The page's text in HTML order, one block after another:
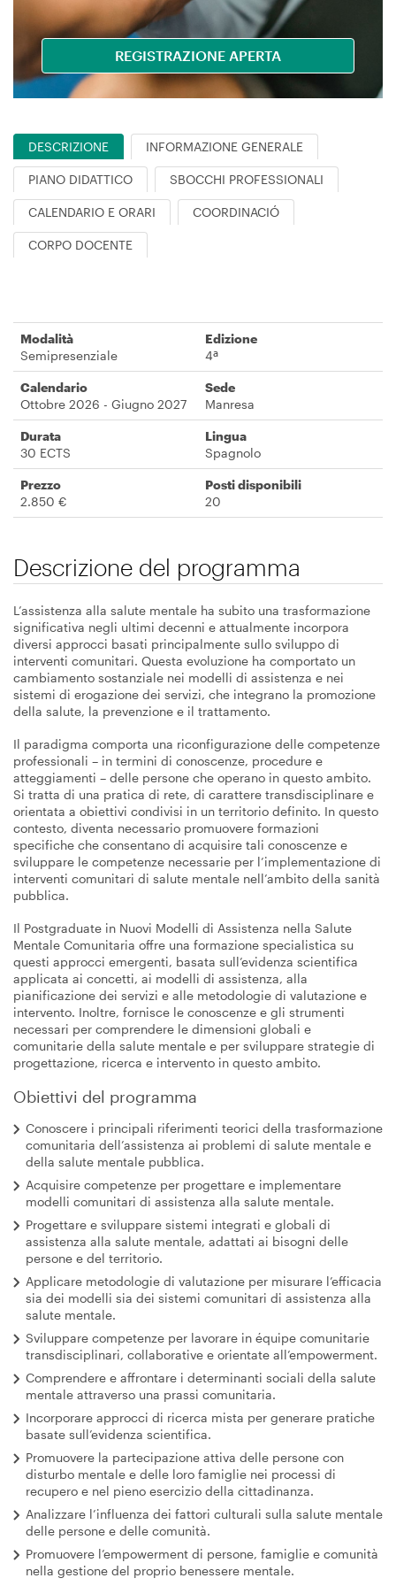
REGISTRAZIONE APERTA
DESCRIZIONE INFORMAZIONE GENERALE
PIANO DIDATTICO SBOCCHI PROFESSIONALI
CALENDARIO E ORARI COORDINACIÓ
CORPO DOCENTE
Modalità
Semipresenziale
Edizione
4ª
Calendario
Ottobre 2026 - Giugno 2027
Sede
Manresa
Durata
30 ECTS
Lingua
Spagnolo
Prezzo
2.850 €
Posti disponibili
20
Descrizione del programma
L’assistenza alla salute mentale ha subito una trasformazione
significativa negli ultimi decenni e attualmente incorpora
diversi approcci basati principalmente sullo sviluppo di
interventi comunitari. Questa evoluzione ha comportato un
cambiamento sostanziale nei modelli di assistenza e nei
sistemi di erogazione dei servizi, che integrano la promozione
della salute, la prevenzione e il trattamento.
Il paradigma comporta una riconfigurazione delle competenze
professionali – in termini di conoscenze, procedure e
atteggiamenti – delle persone che operano in questo ambito.
Si tratta di una pratica di rete, di carattere transdisciplinare e
orientata a obiettivi condivisi in un territorio definito. In questo
contesto, diventa necessario promuovere formazioni
specifiche che consentano di acquisire tali conoscenze e
sviluppare le competenze necessarie per l’implementazione di
interventi comunitari di salute mentale nell’ambito della sanità
pubblica.
Il Postgraduate in Nuovi Modelli di Assistenza nella Salute
Mentale Comunitaria offre una formazione specialistica su
questi approcci emergenti, basata sull’evidenza scientifica
applicata ai concetti, ai modelli di assistenza, alla
pianificazione dei servizi e alle metodologie di valutazione e
intervento. Inoltre, fornisce le conoscenze e gli strumenti
necessari per comprendere le dimensioni globali e
comunitarie della salute mentale e per sviluppare strategie di
progettazione, ricerca e intervento in questo ambito.
Obiettivi del programma
Conoscere i principali riferimenti teorici della trasformazione
comunitaria dell’assistenza ai problemi di salute mentale e
della salute mentale pubblica.
Acquisire competenze per progettare e implementare
modelli comunitari di assistenza alla salute mentale.
Progettare e sviluppare sistemi integrati e globali di
assistenza alla salute mentale, adattati ai bisogni delle
persone e del territorio.
Applicare metodologie di valutazione per misurare l’efficacia
sia dei modelli sia dei sistemi comunitari di assistenza alla
salute mentale.
Sviluppare competenze per lavorare in équipe comunitarie
transdisciplinari, collaborative e orientate all’empowerment.
Comprendere e affrontare i determinanti sociali della salute
mentale attraverso una prassi comunitaria.
Incorporare approcci di ricerca mista per generare pratiche
basate sull’evidenza scientifica.
Promuovere la partecipazione attiva delle persone con
disturbo mentale e delle loro famiglie nei processi di
recupero e nel pieno esercizio della cittadinanza.
Analizzare l’influenza dei fattori culturali sulla salute mentale
delle persone e delle comunità.
Promuovere l’empowerment di persone, famiglie e comunità
nella gestione del proprio benessere mentale.